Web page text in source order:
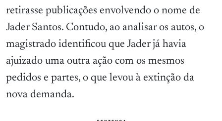
retirasse publicações envolvendo o nome de
Jader Santos. Contudo, ao analisar os autos, o
magistrado identificou que Jader já havia
ajuizado uma outra ação com os mesmos
pedidos e partes, o que levou à extinção da
nova demanda.